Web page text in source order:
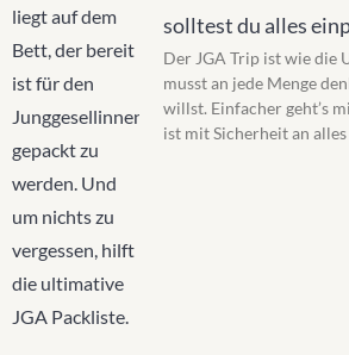
solltest du alles
Der JGA Trip ist wie die
musst an jede Menge
willst. Einfacher geht’s
ist mit Sicherheit an alles